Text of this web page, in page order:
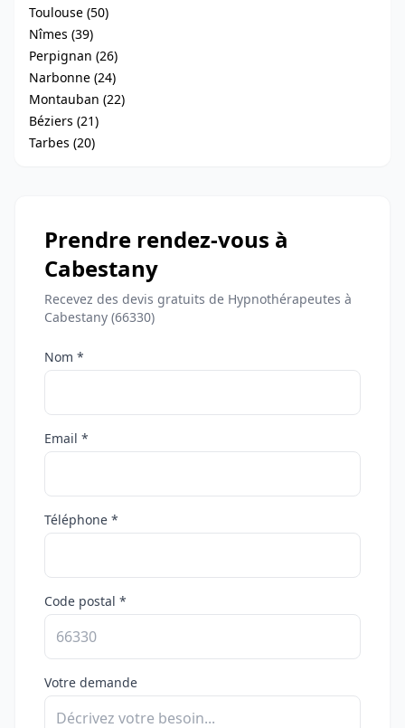
Toulouse (50)
Nîmes (39)
Perpignan (26)
Narbonne (24)
Montauban (22)
Béziers (21)
Tarbes (20)
Prendre rendez-vous à
Cabestany
Recevez des devis gratuits de Hypnothérapeutes à
Cabestany (66330)
Nom *
Email *
Téléphone *
Code postal *
Votre demande